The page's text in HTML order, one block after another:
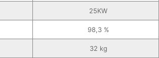
25KW
98,3 %
32 kg